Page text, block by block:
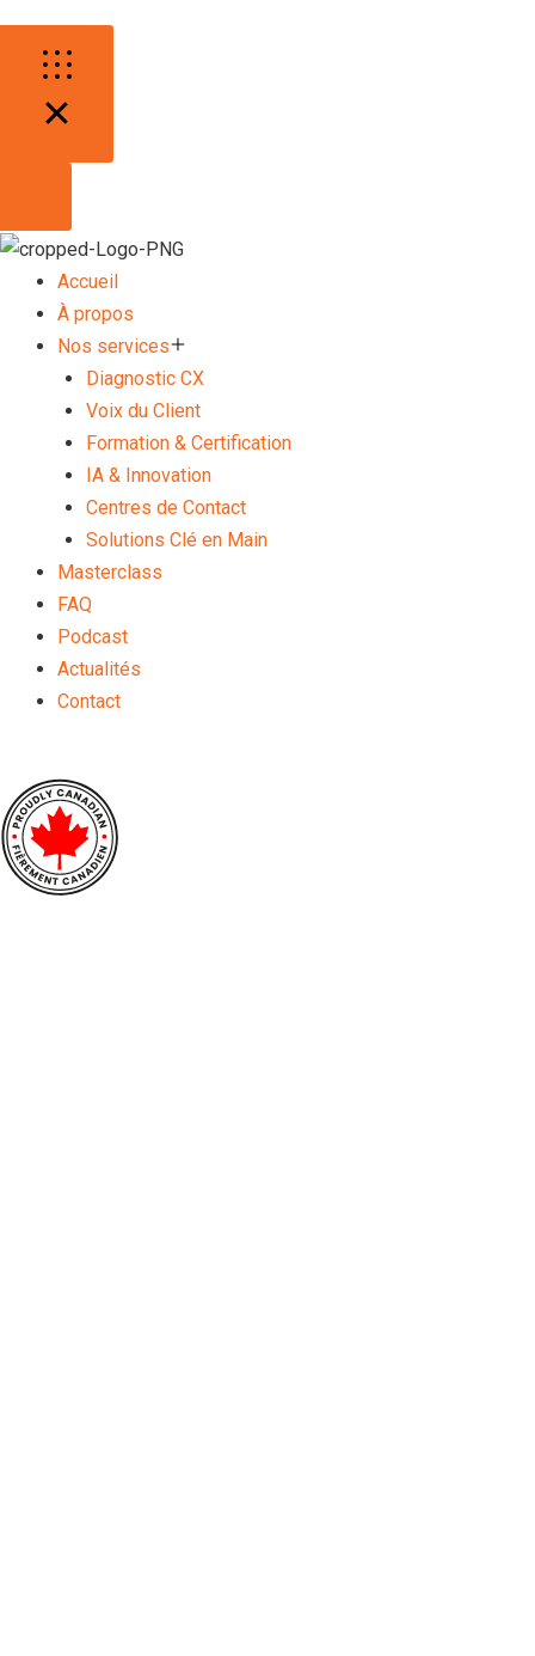
Accueil
À propos
Nos services
Diagnostic CX
Voix du Client
Formation & Certification
IA & Innovation
Centres de Contact
Solutions Clé en Main
Masterclass
FAQ
Podcast
Actualités
Contact